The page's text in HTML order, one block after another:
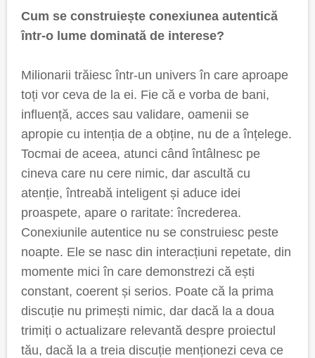
Cum se construiește conexiunea autentică
într-o lume dominată de interese?
Milionarii trăiesc într-un univers în care aproape
toți vor ceva de la ei. Fie că e vorba de bani,
influență, acces sau validare, oamenii se
apropie cu intenția de a obține, nu de a înțelege.
Tocmai de aceea, atunci când întâlnesc pe
cineva care nu cere nimic, dar ascultă cu
atenție, întreabă inteligent și aduce idei
proaspete, apare o raritate: încrederea.
Conexiunile autentice nu se construiesc peste
noapte. Ele se nasc din interacțiuni repetate, din
momente mici în care demonstrezi că ești
constant, coerent și serios. Poate că la prima
discuție nu primești nimic, dar dacă la a doua
trimiți o actualizare relevantă despre proiectul
tău, dacă la a treia discuție menționezi ceva ce